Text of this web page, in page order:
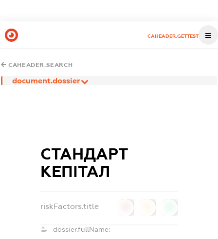
CAHEADER.GETTEST
CAHEADER.SEARCH
document.dossier
СТАНДАРТ
КЕПІТАЛ
riskFactors.title
dossier.fullName: